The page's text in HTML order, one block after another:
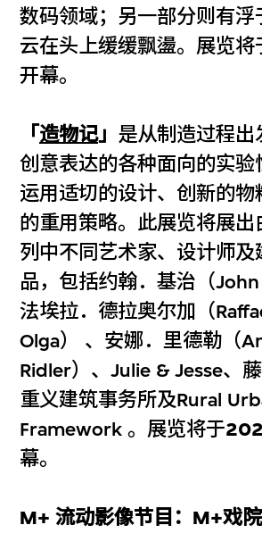
数码领域；另一部分则有浮
云在头上缓缓飘盪。展览将
开幕。
「 造物记」 是从制造过程出
创意表达的各种面向的实验
运用适切的设计、创新的物
的重用策略。此展览将展
列中不同艺术家、设计师及
品，包括约翰．基治（
法埃拉．德拉奥尔加（
Olga） 、安娜．里德勒（
Ridler）、Julie & Jesse、
重义建筑事务所及Rural
Framework 。展览将于
幕。
M+ 流动影像节目：M+戏院